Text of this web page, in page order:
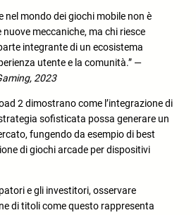
nel mondo dei giochi mobile non è
meccaniche, ma chi riesce
integrante di un ecosistema
utente e la comunità.” —
2023
2 dimostrano come l’integrazione di
sofisticata possa generare un
fungendo da esempio di best
di giochi arcade per dispositivi
e gli investitori, osservare
di titoli come questo rappresenta